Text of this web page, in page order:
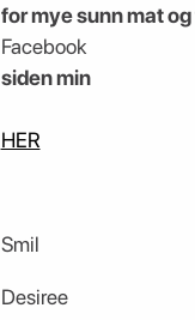
for mye sunn mat
Facebook
siden min
HER
Smil
Desiree